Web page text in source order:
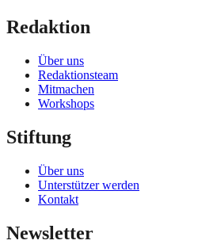
Redaktion
Über uns
Redaktionsteam
Mitmachen
Workshops
Stiftung
Über uns
Unterstützer werden
Kontakt
Newsletter